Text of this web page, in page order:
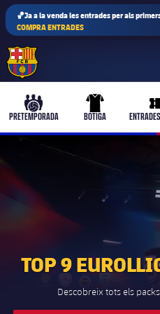
🏀Ja a la venda les entrades per als
COMPRA ENTRADES
b-play culers-ball
PRETEMPORADA BOTIGA
PLUSICON
MÉS
Primer equip
Femení
plusicon
més
Actualitat
Barça Atlètic
TOP 9
Descobreix tots els